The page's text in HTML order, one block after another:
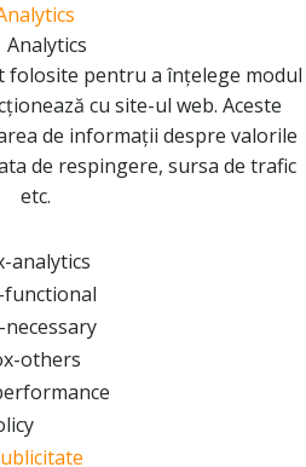
Analytics
folosite pentru a înțelege modul
cu site-ul web. Aceste
de informații despre valorile
de respingere, sursa de trafic
etc.
analytics
functional
others